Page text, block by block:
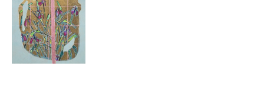
24歳で画家を目指す
1983年